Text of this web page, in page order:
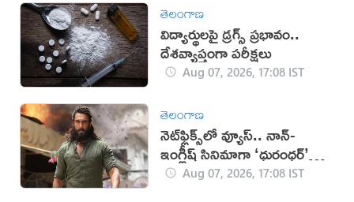
తెలంగాణ
విద్యార్థులపై డ్రగ్స్ ప్రభావం..
దేశవ్యాప్తంగా పరీక్షలు
Aug 07, 2026, 17:08 IST
తెలంగాణ
నెట్‌ఫ్లిక్స్‌లో వ్యూస్.. నాన్-
ఇంగ్లీష్ సినిమాగా ‘ధురంధర్’
రికార్డుAug 07, 2026, 17:08 IST